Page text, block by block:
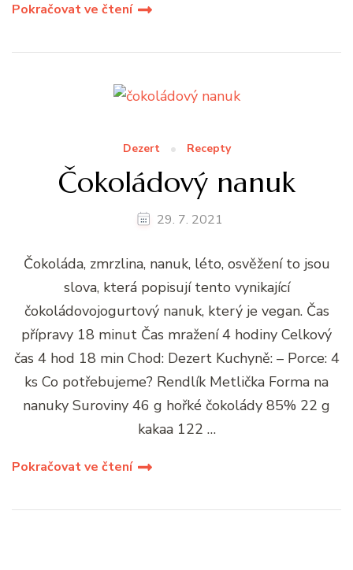
Pokračovat ve čtení
Dezert Recepty
Čokoládový nanuk
29. 7. 2021
Čokoláda, zmrzlina, nanuk, léto, osvěžení to jsou
slova, která popisují tento vynikající
čokoládovojogurtový nanuk, který je vegan. Čas
přípravy 18 minut Čas mražení 4 hodiny Celkový
čas 4 hod 18 min Chod: Dezert Kuchyně: – Porce: 4
ks Co potřebujeme? Rendlík Metlička Forma na
nanuky Suroviny 46 g hořké čokolády 85% 22 g
kakaa 122 …
Pokračovat ve čtení